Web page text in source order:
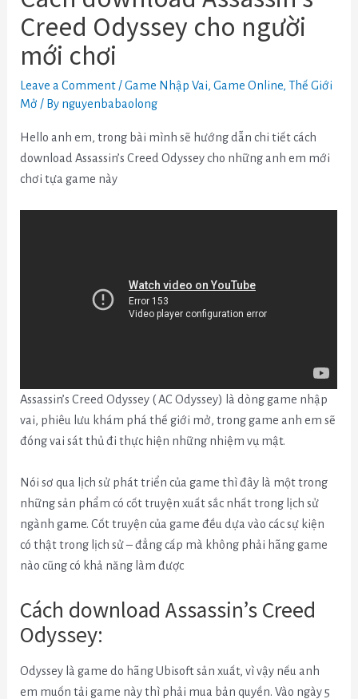
Creed Odyssey cho người
mới chơi
Leave a Comment /Game Nhập Vai,Game Online,Thế Giới
Mở/ By nguyenbabaolong
Hello anh em, trong bài mình sẽ hướng dẫn chi tiết cách
download Assassin’s Creed Odyssey cho những anh em mới
chơi tựa game này
Assassin’s Creed Odyssey ( AC Odyssey) là dòng game nhập
vai, phiêu lưu khám phá thế giới mở, trong game anh em sẽ
đóng vai sát thủ đi thực hiện những nhiệm vụ mật.
Nói sơ qua lịch sử phát triển của game thì đây là một trong
những sản phẩm có cốt truyện xuất sắc nhất trong lịch sử
ngành game. Cốt truyện của game đều dựa vào các sự kiện
có thật trong lịch sử – đẳng cấp mà không phải hãng game
nào cũng có khả năng làm được
Cách download Assassin’s Creed
Odyssey:
Odyssey là game do hãng Ubisoft sản xuất, vì vậy nếu anh
em muốn tải game này thì phải mua bản quyền. Vào ngày 5